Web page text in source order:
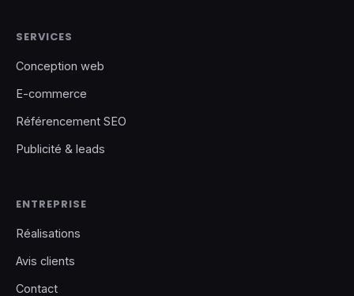
SERVICES
Conception web
E-commerce
Référencement SEO
Publicité & leads
ENTREPRISE
Réalisations
Avis clients
Contact